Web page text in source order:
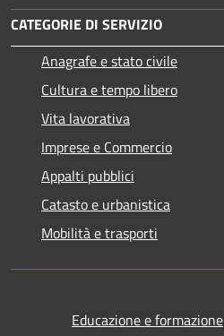
CATEGORIE DI SERVIZIO
Anagrafe e stato civile
Cultura e tempo libero
Vita lavorativa
Imprese e Commercio
Appalti pubblici
Catasto e urbanistica
Mobilità e trasporti
Educazione e formazione